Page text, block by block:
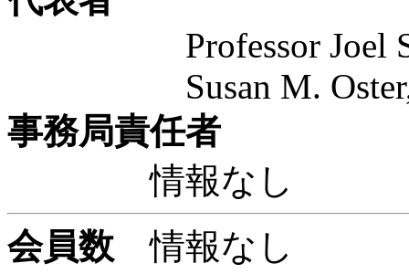
Professor Joel
Susan M. Oster,
事務局責任者
情報なし
会員数 情報なし